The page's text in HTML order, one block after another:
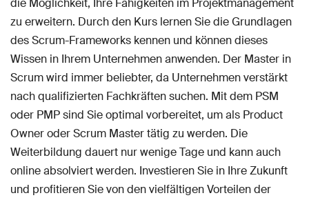
die Möglichkeit, Ihre Fähigkeiten im Projektmanagement
zu erweitern. Durch den Kurs lernen Sie die Grundlagen
des Scrum-Frameworks kennen und können dieses
Wissen in Ihrem Unternehmen anwenden. Der Master in
Scrum wird immer beliebter, da Unternehmen verstärkt
nach qualifizierten Fachkräften suchen. Mit dem PSM
oder PMP sind Sie optimal vorbereitet, um als Product
Owner oder Scrum Master tätig zu werden. Die
Weiterbildung dauert nur wenige Tage und kann auch
online absolviert werden. Investieren Sie in Ihre Zukunft
und profitieren Sie von den vielfältigen Vorteilen der